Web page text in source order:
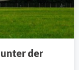
der